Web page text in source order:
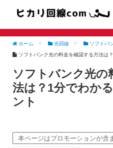
ホーム 光回線
ソフトバ
ソフトバンク光の料金を確認する方法は
ソフトバンク光の
法は？1分でわか
ント
本ページはプロモーションが含